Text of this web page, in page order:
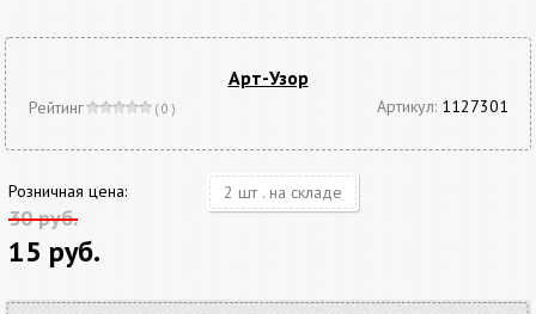
Арт-Узор
Рейтинг ( 0 ) Артикул: 1127301
Розничная цена:
30 руб.
15 руб.
2 шт . на складе